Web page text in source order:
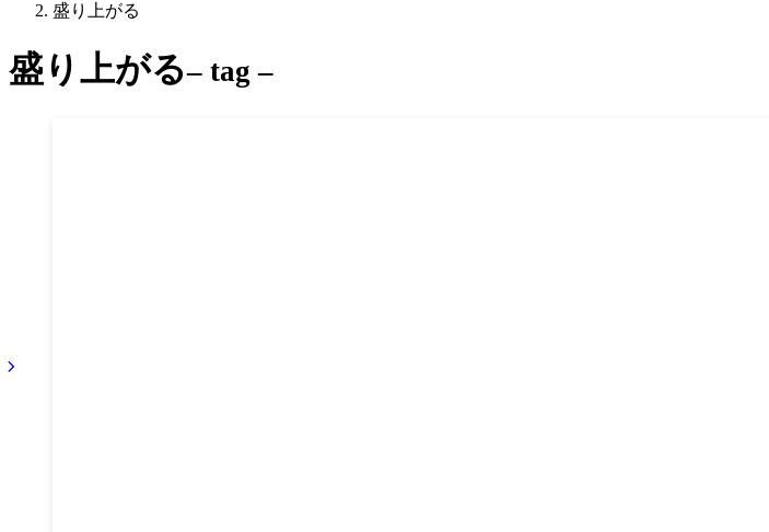
盛り上がる
盛り上がる– tag –